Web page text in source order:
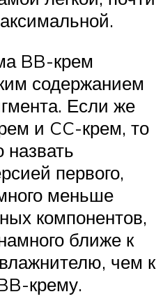
BB-крем
содержанием
Если же
и CC-крем, то
первого,
меньше
компонентов,
ближе к
чем к
крему.